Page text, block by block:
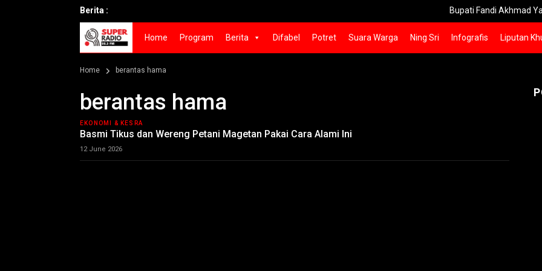
Berita : Bupati Fandi Akhmad Yani
Home Program Berita Difabel Potret Suara Warga Ning Sri Infografis Liputan
Home berantas hama
berantas hama
EKONOMI & KESRA
Basmi Tikus dan Wereng Petani Magetan Pakai Cara Alami Ini
12 June 2026